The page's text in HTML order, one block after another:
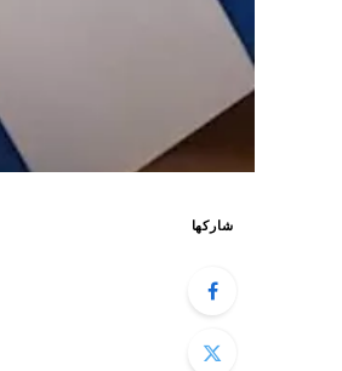
شاركها